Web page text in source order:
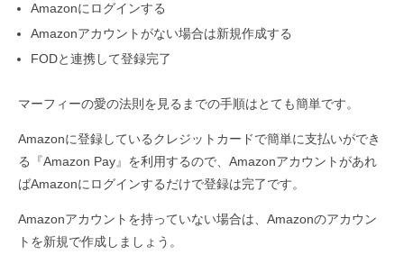
Amazonにログインする
Amazonアカウントがない場合は新規作成する
FODと連携して登録完了
マーフィーの愛の法則を見るまでの手順はとても簡単です。
Amazonに登録しているクレジットカードで簡単に支払いができ
る『Amazon Pay』を利用するので、Amazonアカウントがあれ
ばAmazonにログインするだけで登録は完了です。
Amazonアカウントを持っていない場合は、Amazonのアカウン
トを新規で作成しましょう。